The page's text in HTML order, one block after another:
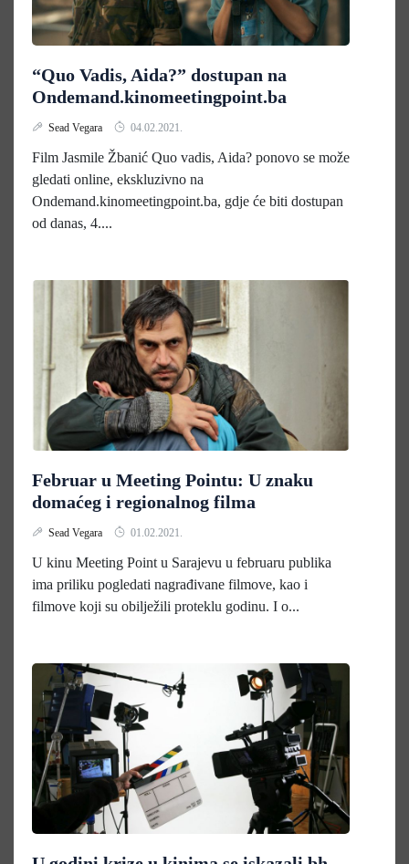
“Quo Vadis, Aida?” dostupan na
Ondemand.kinomeetingpoint.ba
Sead Vegara 04.02.2021.
Film Jasmile Žbanić Quo vadis, Aida? ponovo se može
gledati online, ekskluzivno na
Ondemand.kinomeetingpoint.ba, gdje će biti dostupan
od danas, 4....
Februar u Meeting Pointu: U znaku
domaćeg i regionalnog filma
Sead Vegara 01.02.2021.
U kinu Meeting Point u Sarajevu u februaru publika
ima priliku pogledati nagrađivane filmove, kao i
filmove koji su obilježili proteklu godinu. I o...